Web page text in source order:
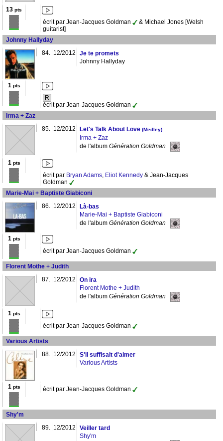
13 pts
écrit par Jean-Jacques Goldman
& Michael Jones [Welsh
guitarist]
Johnny Hallyday
84. 12/2012
Je te promets
Johnny Hallyday
1pts
R
écrit par Jean-Jacques Goldman
Irma + Zaz
85. 12/2012 Let's Talk About Love (Medley)
Irma + Zaz
de l'album Génération Goldman
1pts
écrit par Bryan Adams, Eliot Kennedy & Jean-Jacques
Goldman
Marie-Mai + Baptiste Giabiconi
86. 12/2012
Là-bas
Marie-Mai + Baptiste Giabiconi
de l'album Génération Goldman
1pts
écrit par Jean-Jacques Goldman
Florent Mothe + Judith
87. 12/2012
On ira
Florent Mothe + Judith
de l'album Génération Goldman
1pts
écrit par Jean-Jacques Goldman
Various Artists
88. 12/2012
S'il suffisait d'aimer
Various Artists
1pts écrit par Jean-Jacques Goldman
Shy'm
89. 12/2012
Veiller tard
Shy'm